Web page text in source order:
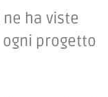
ha viste
progetto